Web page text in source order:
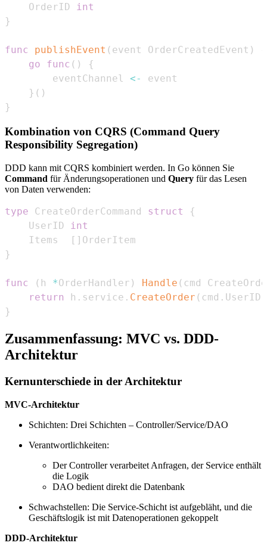
    OrderID
int
}
func publishEvent ( event OrderCreatedEvent )
go
func ( )
{
        eventChannel
<-
} ( )
}
Kombination von CQRS (Command Query
Responsibility Segregation)
DDD kann mit CQRS kombiniert werden. In Go können Sie
Command für Änderungsoperationen und Query für das Lesen
von Daten verwenden:
type CreateOrderCommand struct
{
    UserID
int
    Items
[ ]
}
func ( h *OrderHandler ) Handle ( cmd
return
h . service . CreateOrder ( cmd . UserID
}
Zusammenfassung: MVC vs. DDD-
Architektur
Kernunterschiede in der Architektur
MVC-Architektur
Schichten: Drei Schichten – Controller/Service/DAO
Verantwortlichkeiten:
Der Controller verarbeitet Anfragen, der Service enthält
die Logik
DAO bedient direkt die Datenbank
Schwachstellen: Die Service-Schicht ist aufgebläht, und die
Geschäftslogik ist mit Datenoperationen gekoppelt
DDD-Architektur